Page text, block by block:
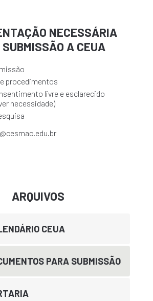
NECESSÁRIA
A CEUA
procedimentos
livre e esclarecido
necessidade)
ARQUIVOS
CEUA
PARA SUBMISSÃO